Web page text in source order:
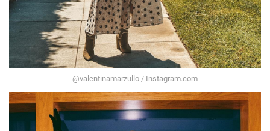
@valentinamarzullo / Instagram.com